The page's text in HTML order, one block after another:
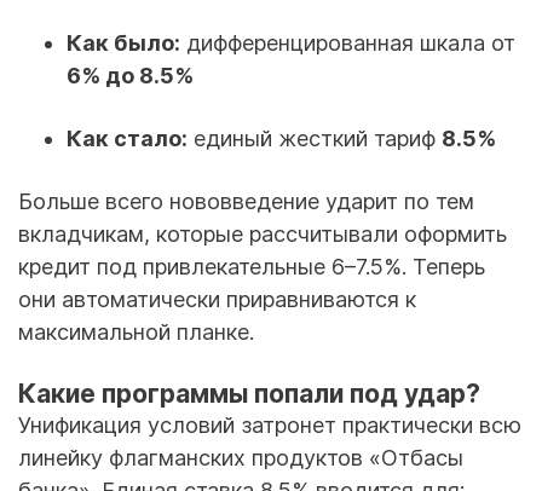
Как было: дифференцированная шкала от
6% до 8.5%
Как стало: единый жесткий тариф 8.5%
Больше всего нововведение ударит по тем
вкладчикам, которые рассчитывали оформить
кредит под привлекательные 6–7.5%. Теперь
они автоматически приравниваются к
максимальной планке.
Какие программы попали под удар?
Унификация условий затронет практически всю
линейку флагманских продуктов «Отбасы